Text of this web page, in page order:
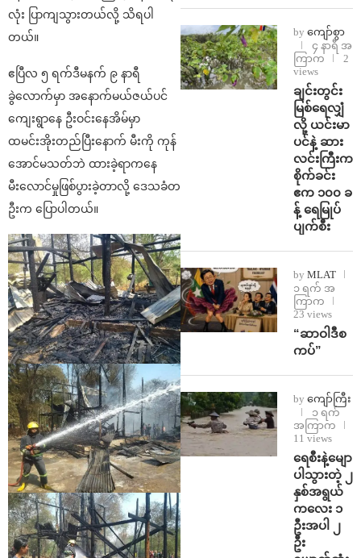
လုံး ပြာကျသွားတယ်လို့ သိရပါ
တယ်။
ဧပြီလ ၅ ရက်ဒီမနက် ၉ နာရီ
ခွဲ‌လောက်မှာ အနောက်မယ်ဇယ်ပင်
ကျေးရွာနေ ဦးဝင်းနေအိမ်မှာ
ထမင်းအိုးတည်ပြီးနောက် မီးကို ကုန်
အောင်မသတ်ဘဲ ထားခဲ့ရာကနေ
မီးလောင်မှုဖြစ်ပွားခဲ့တာလို့ ဒေသခံတ
ဦးက ပြောပါတယ်။
by ကျော်စွာ
၄ နာရီ အ
ကြာက
2
views
ချင်းတွင်း
မြစ်ရေလျှံ
လို့ ယင်းမာ
ပင်နဲ့ ဆား
လင်းကြီးက
စိုက်ခင်း
ဧက ၁၀၀ ခ
န့် ရေမြုပ်
ပျက်စီး
by MLAT
၁ ရက် အ
ကြာက
23 views
“ဆာဝါဒီစ
ကပ်”
by ကျော်ကြီး
၁ ရက်
အကြာက
11 views
ရေစီးနဲ့မျော
ပါသွားတဲ့ ၂
နှစ်အရွယ်
ကလေး ၁
ဦးအပါ ၂
ဦး